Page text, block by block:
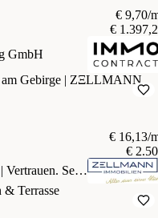
€ 9,70/
€
GmbH
am Gebirge | ZΞLLMANN
€ 16,13/
€
ZELLMANN IMMOBILIEN GmbH | Vertrauen. Service. Qualität.
& Terrasse